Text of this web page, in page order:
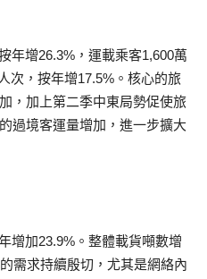
年增26.3%，運載乘客1,600萬
次，按年增17.5%。核心的旅
，加上第二季中東局勢促使旅
過境客運量增加，進一步擴大
增加23.9%。整體載貨噸數增
需求持續殷切，尤其是網絡內